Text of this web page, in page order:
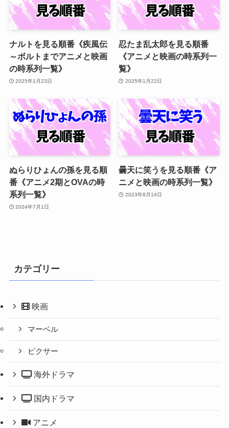
ナルトを見る順番《疾風伝
～ボルトまでアニメと映画
の時系列一覧》
2025年1月23日
忍たま乱太郎を見る順番
《アニメと映画の時系列一
覧》
2025年1月22日
ぬらりひょんの孫を見る順
番《アニメ2期とOVAの時
系列一覧》
2024年7月1日
曇天に笑うを見る順番《ア
ニメと映画の時系列一覧》
2023年8月14日
カテゴリー
映画
マーベル
ピクサー
海外ドラマ
国内ドラマ
アニメ